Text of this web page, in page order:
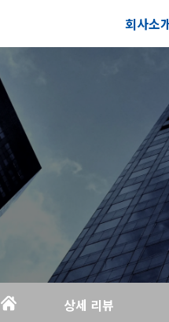
회사소
공지사
오시는
상세 리뷰